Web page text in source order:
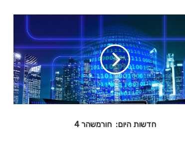
חדשות היום: חורמשהר 4